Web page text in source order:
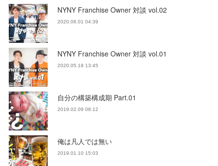
NYNY Franchise Owner 対談 vol.02
2020.06.01 04:39
NYNY Franchise Owner 対談 vol.01
2020.05.18 13:45
自分の構築構成期 Part.01
2019.02.09 08:12
俺は凡人では無い
2019.01.10 15:03